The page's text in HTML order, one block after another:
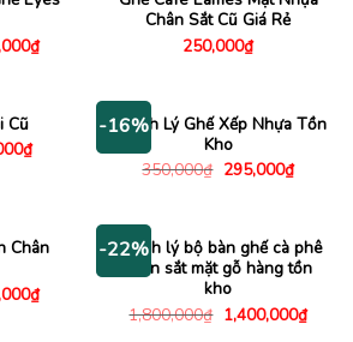
₫Giá
hiện
1,490,000₫.
Chân Sắt Cũ Giá Rẻ
250,000₫
Cũ
₫Giá
hiện
-16%
Thanh Lý Ghế Xếp Nhựa Tồn
Kho
350,000₫ Giá
295,000₫Giá
hiện
Chân
₫Giá
hiện
-22%
Thanh lý bộ bàn ghế cà phê
chân sắt mặt gỗ hàng tồn
kho
1,800,000₫ Giá
gốc
1,400,000₫Giá
hiện